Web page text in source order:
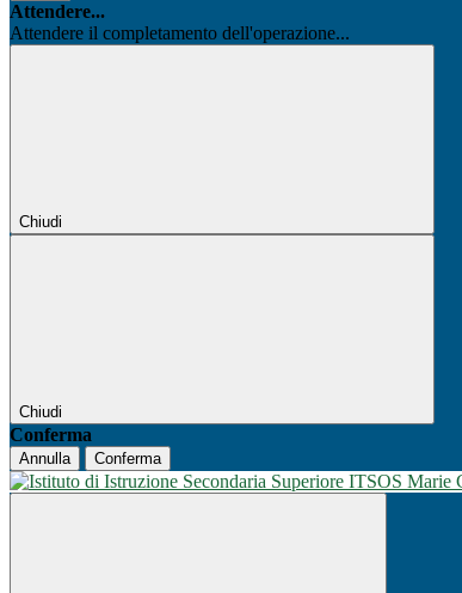
Attendere...
Attendere il completamento dell'operazione...
Chiudi
Chiudi
Conferma
Annulla Conferma